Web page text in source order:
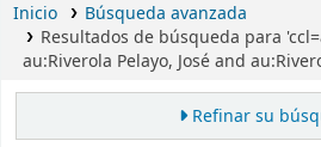
Inicio
Búsqueda avanzada
Resultados de búsqueda para
au:Riverola Pelayo, José and
Refinar su